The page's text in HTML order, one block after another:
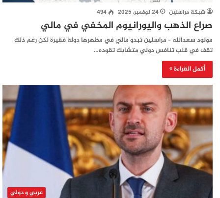
شبكة مراسلين 24 نوفمبر، 2025 494
صراع الذهب واليورانيوم المخفي في مالي
مولود سعدالله – مراسلين تبدو مالي في مظهرها دولة فقيرة لكن رغم ذلك
تقف في قلب تنافس دولي متشابك تقوده…
أكمل القراءة »
عربي و دولي